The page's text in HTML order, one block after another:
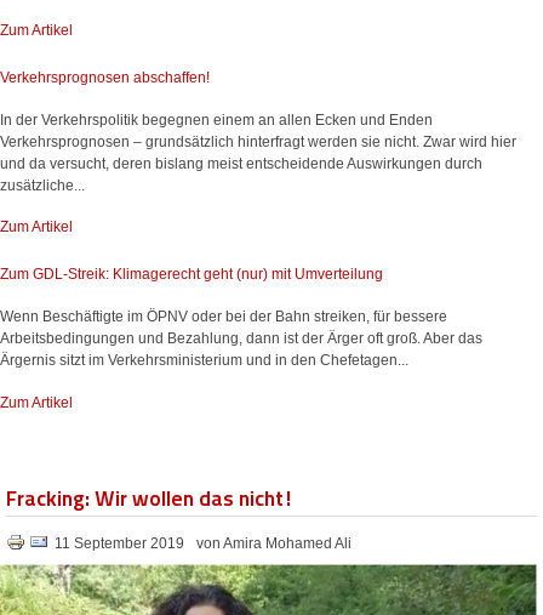
Zum Artikel
Verkehrsprognosen abschaffen!
In der Verkehrspolitik begegnen einem an allen Ecken und Enden
Verkehrsprognosen – grundsätzlich hinterfragt werden sie nicht. Zwar wird hier
und da versucht, deren bislang meist entscheidende Auswirkungen durch
zusätzliche...
Zum Artikel
Zum GDL-Streik: Klimagerecht geht (nur) mit Umverteilung
Wenn Beschäftigte im ÖPNV oder bei der Bahn streiken, für bessere
Arbeitsbedingungen und Bezahlung, dann ist der Ärger oft groß. Aber das
Ärgernis sitzt im Verkehrsministerium und in den Chefetagen...
Zum Artikel
Fracking: Wir wollen das nicht!
11 September 2019 von Amira Mohamed Ali